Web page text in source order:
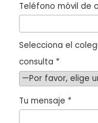
Teléfono móvil de
Selecciona el
consulta *
Tu mensaje *